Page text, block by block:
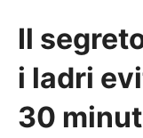
Il
i ladri
30